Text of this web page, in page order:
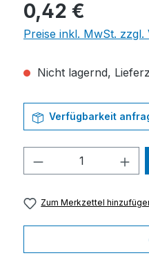
Regulärer Preis:
0,42 €
Preise inkl. MwSt. zzgl.
Nicht lagernd,
Verfügbarkeit
Produkt
Zum Merkzettel